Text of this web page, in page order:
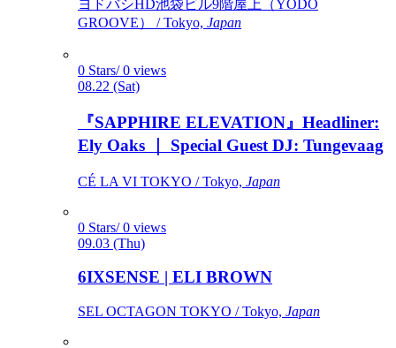
ヨドバシHD池袋ビル9階屋上（YODO
GROOVE） / Tokyo, Japan
0 Stars/ 0 views
08.22 (Sat)
『SAPPHIRE ELEVATION』Headliner:
Ely Oaks ｜ Special Guest DJ: Tungevaag
CÉ LA VI TOKYO / Tokyo, Japan
0 Stars/ 0 views
09.03 (Thu)
6IXSENSE | ELI BROWN
SEL OCTAGON TOKYO / Tokyo, Japan